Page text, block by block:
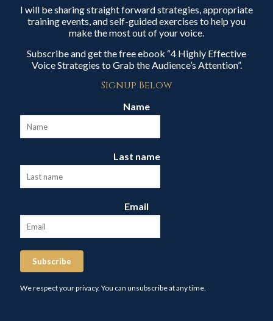
I will be sharing straight forward strategies, appropriate
training events, and self-guided exercises to help you
make the most out of your voice.
Subscribe and get the free ebook “4 Highly Effective
Voice Strategies to Grab the Audience’s Attention”.
Signup Below
Name
Last name
Email
Subscribe
We respect your privacy. You can unsubscribe at any time.